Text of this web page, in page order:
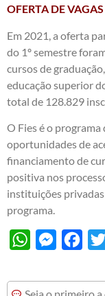
OFERTA DE VAGAS
Em 2021, a oferta
do 1º semestre
cursos de
educação superior
total de 128.829
O Fies é o
oportunidades de
financiamento de
positiva nos
instituições
programa.
WhatsAppMessenger